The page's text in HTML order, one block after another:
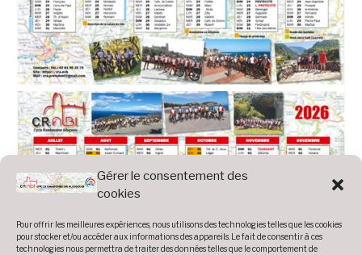
Gérer le consentement des
cookies
Pour offrir les meilleures expériences, nous utilisons des technologies telles que les cookies
pour stocker et/ou accéder aux informations des appareils. Le fait de consentir à ces
technologies nous permettra de traiter des données telles que le comportement de